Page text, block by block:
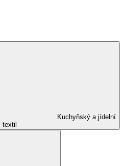
Kuchyňský a jídelní
textil